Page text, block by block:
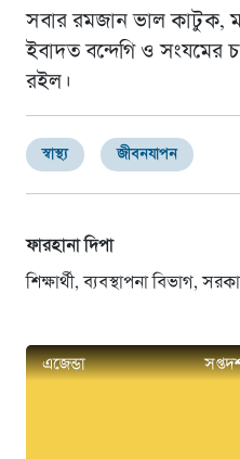
সবার রমজান ভাল কাটুক,
ইবাদত বন্দেগি ও সংযমের
রইল।
স্বাস্থ্য জীবনযাপন
ফারহানা দিপা
শিক্ষার্থী, ব্যবস্থাপনা বিভাগ,
এজেন্ডা